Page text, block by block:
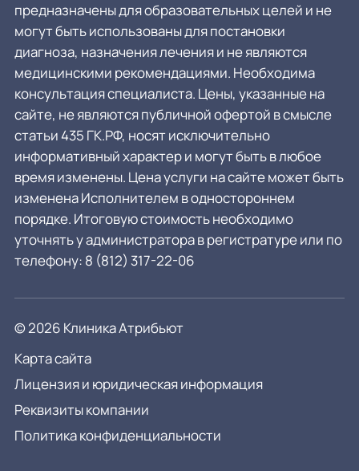
предназначены для образовательных целей и не
могут быть использованы для постановки
диагноза, назначения лечения и не являются
медицинскими рекомендациями. Необходима
консультация специалиста. Цены, указанные на
сайте, не являются публичной офертой в смысле
статьи 435 ГК.РФ, носят исключительно
информативный характер и могут быть в любое
время изменены. Цена услуги на сайте может быть
изменена Исполнителем в одностороннем
порядке. Итоговую стоимость необходимо
уточнять у администратора в регистратуре или по
телефону: 8 (812) 317-22-06
© 2026 Клиника Атрибьют
Карта сайта
Лицензия и юридическая информация
Реквизиты компании
Политика конфиденциальности